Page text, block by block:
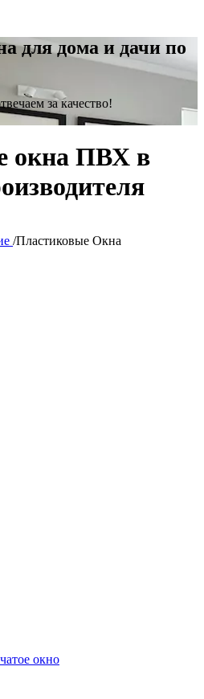
для дома и дачи по
за качество!
окна ПВХ в
/Пластиковые Окна
окно